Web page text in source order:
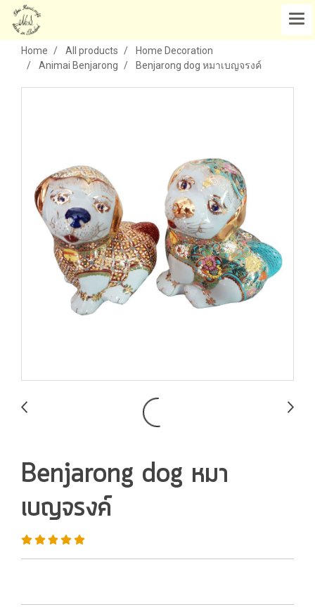
Home All products
Home Decoration
Animai Benjarong
Benjarong dog หมาเบญจรงค์
Benjarong dog หมา
เบญจรงค์